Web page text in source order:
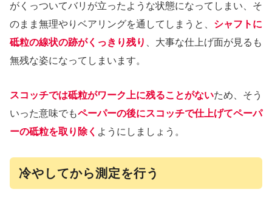
がくっついてバリが立ったような状態になってしまい、そ
のまま無理やりベアリングを通してしまうと、 シャフトに
砥粒の線状の跡がくっきり残り
、大事な仕上げ面が見るも
無残な姿になってしまいます。
スコッチでは砥粒がワーク上に残ることがないため、そう
いった意味でもペーパーの後にスコッチで仕上げてペーパ
ーの砥粒を取り除く ようにしましょう。
冷やしてから測定を行う